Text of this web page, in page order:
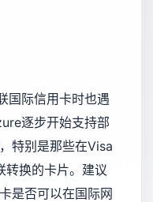
国际信用卡时也遇
逐步开始支持部
特别是那些在Visa
换的卡片。建议
是否可以在国际网